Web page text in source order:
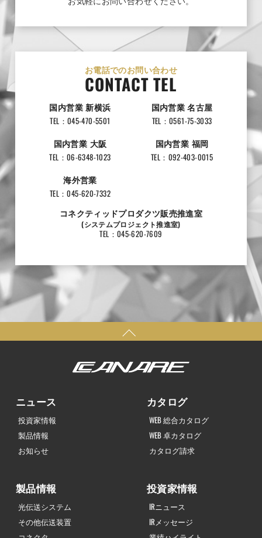
お電話でのお問い合わせ
CONTACT TEL
国内営業 新横浜
TEL：045-470-5501
国内営業 名古屋
TEL：0561-75-3033
国内営業 大阪
TEL：06-6348-1023
国内営業 福岡
TEL：092-403-0015
海外営業
TEL：045-620-7332
コネクティッドプロダクツ販売推進室
(システムプロジェクト推進室)
TEL：045-620-7609
ニュース
投資家情報
製品情報
お知らせ
カタログ
WEB 総合カタログ
WEB 卓カタログ
カタログ請求
製品情報
光伝送システム
その他伝送装置
投資家情報
IRニュース
IRメッセージ